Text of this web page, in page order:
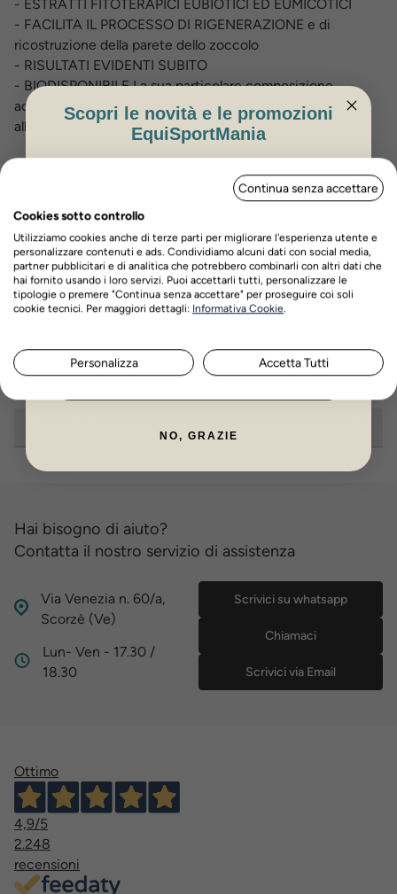
- ESTRATTI FITOTERAPICI EUBIOTICI ED EUMICOTICI
- FACILITA IL PROCESSO DI RIGENERAZIONE e di
ricostruzione della parete dello zoccolo
- RISULTATI EVIDENTI SUBITO
- BIODISPONIBILE La sua particolare composizione
acquosa, favorisce il trasporto degli elementi ecessari
all’organismo
Aqua, MATRICE U.B.®, Polysorbate 20, Melaleuca
alternifolia, Aloe barbadensis, Sodium benzoate, Potassium
Modalità d'uso:
Pediluvio: immergere il piede in soluzione per almeno
Inoculazione: introdurre circa 100 ml di prodotto
all’interno dello zoccolo e lasciare agire.
Hai bisogno di aiuto?
Contatta il nostro servizio di assistenza
Via Venezia n. 60/a,
Scorzè (Ve)
Lun- Ven - 17.30 /
18.30
Scrivici su whatsapp
Chiamaci
Scrivici via Email
Ottimo
4,9/5
2.248
recensioni
Scopri le novità e le promozioni
EquiSportMania
ISCRIVITI PER OTTENERE IL 5%
DI SCONTO
Nome Cognome
NO, GRAZIE
Continua senza accettare
Cookies sotto controllo
Utilizziamo cookies anche di terze parti per migliorare l'esperienza utente e
personalizzare contenuti e ads. Condividiamo alcuni dati con social media,
partner pubblicitari e di analitica che potrebbero combinarli con altri dati che
hai fornito usando i loro servizi. Puoi accettarli tutti, personalizzare le
tipologie o premere "Continua senza accettare" per proseguire coi soli
cookie tecnici. Per maggiori dettagli: Informativa Cookie.
Personalizza Accetta Tutti